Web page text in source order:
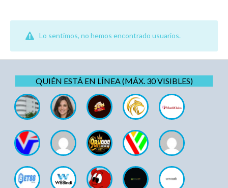
Lo sentimos, no hemos encontrado usuarios.
QUIÉN ESTÁ EN LÍNEA (MÁX. 30 VISIBLES)